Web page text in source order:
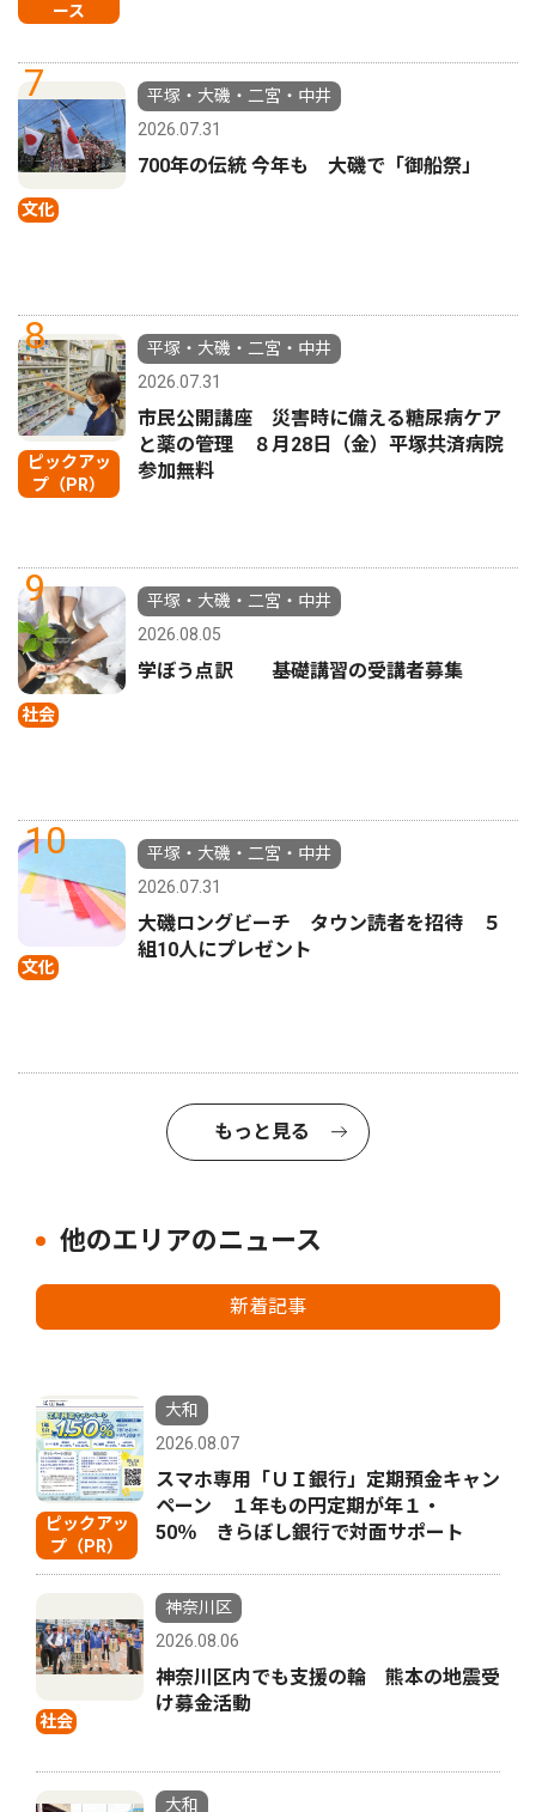
ース
7
文化
平塚・大磯・二宮・中井
2026.07.31
700年の伝統 今年も 大磯で「御船祭」
8
ピックアッ
プ（PR）
平塚・大磯・二宮・中井
2026.07.31
市民公開講座 災害時に備える糖尿病ケア
と薬の管理 ８月28日（金）平塚共済病院
参加無料
9
社会
平塚・大磯・二宮・中井
2026.08.05
学ぼう点訳 基礎講習の受講者募集
10
文化
平塚・大磯・二宮・中井
2026.07.31
大磯ロングビーチ タウン読者を招待 ５
組10人にプレゼント
もっと見る
他のエリアのニュース
新着記事
ピックアッ
プ（PR）
大和
2026.08.07
スマホ専用「ＵＩ銀行」定期預金キャン
ペーン １年もの円定期が年１・
50％ きらぼし銀行で対面サポート
社会
神奈川区
2026.08.06
神奈川区内でも支援の輪 熊本の地震受
け募金活動
大和